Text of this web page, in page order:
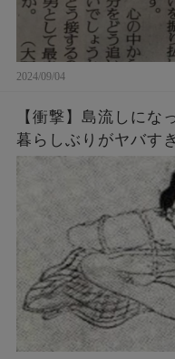
2024/09/04
【衝撃】島流しにな
暮らしぶりがヤバす